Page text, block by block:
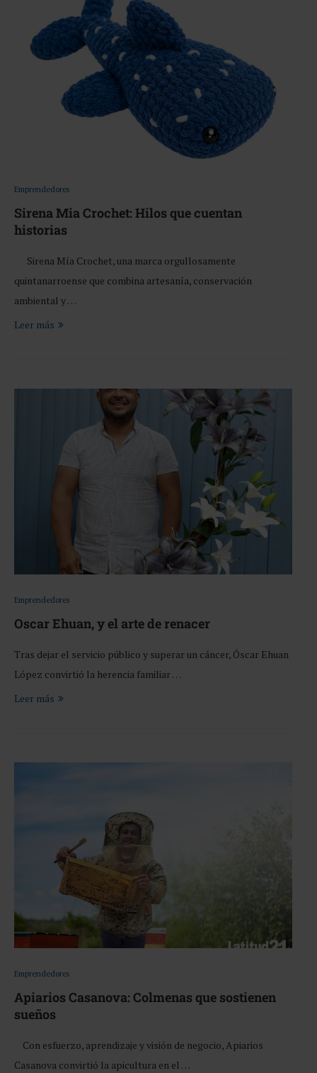
Emprendedores
Sirena Mia Crochet: Hilos que cuentan
historias
Sirena Mía Crochet, una marca orgullosamente
quintanarroense que combina artesanía, conservación
ambiental y …
Leer más
Emprendedores
Oscar Ehuan, y el arte de renacer
Tras dejar el servicio público y superar un cáncer, Óscar Ehuan
López convirtió la herencia familiar …
Leer más
Emprendedores
Apiarios Casanova: Colmenas que sostienen
sueños
Con esfuerzo, aprendizaje y visión de negocio, Apiarios
Casanova convirtió la apicultura en el …